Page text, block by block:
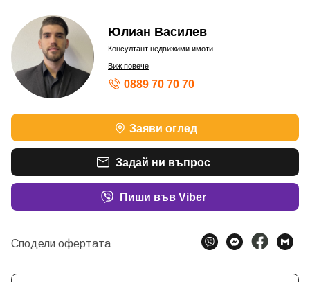
Юлиан Василев
Консултант недвижими имоти
Виж повече
0889 70 70 70
Заяви оглед
Задай ни въпрос
Пиши във Viber
Сподели офертата